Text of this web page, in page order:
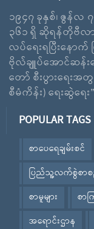
၁၉၄၇ ခုနှစ်၊ ဇွန်လ
၃၆၁ ရှိ ဆိုရန်တိုဗီလ
လပ်ရေးရပြီးနော
ဗိုလ်ချူပ်အောင်ဆန်း
တော် စီးပွားရေး
စီမံကိန်း) ရေးဆွဲရေ
POPULAR TAGS
စာပေရေချမ်းစင်
ပြည်သူ့လက်စွဲစာစ
စာမူများ
စာ
အရောင်းဌာန